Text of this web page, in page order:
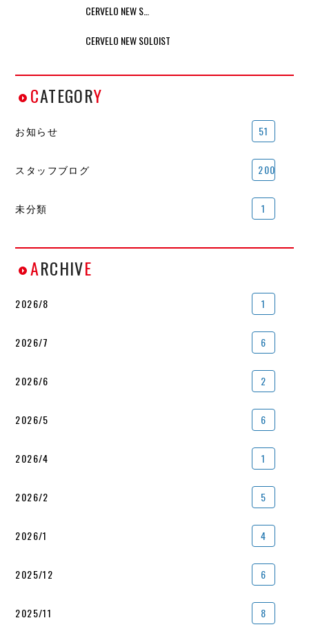
CERVELO NEW S…
CERVELO NEW SOLOIST
CATEGORY
お知らせ 51
スタッフブログ 200
未分類 1
ARCHIVE
2026/8 1
2026/7 6
2026/6 2
2026/5 6
2026/4 1
2026/2 5
2026/1 4
2025/12 6
2025/11 8